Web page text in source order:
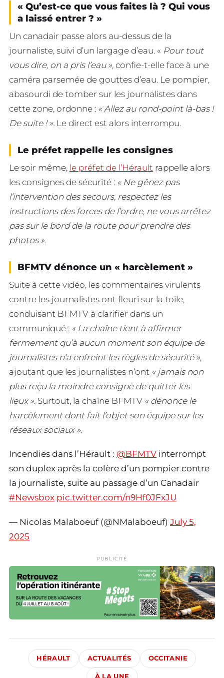
« Qu’est-ce que vous faites là ? Qui vous
a laissé entrer ? »
Un canadair passe alors au-dessus de la
journaliste, suivi d’un largage d’eau. « Pour tout
vous dire, on a pris l’eau », confie-t-elle face à une
caméra parsemée de gouttes d’eau. Le pompier,
abasourdi de tomber sur les journalistes dans
cette zone, ordonne : « Allez au rond-point là-bas !
De suite ! ». Le direct est alors interrompu.
Le préfet rappelle les consignes
Le soir même, le préfet de l’Hérault rappelle alors
les consignes de sécurité : « Ne gênez pas
l’intervention des secours, respectez les
instructions des forces de l’ordre, ne vous arrêtez
pas sur le bord de la route pour prendre des
photos ».
BFMTV dénonce un « harcèlement »
Suite à cette vidéo, les commentaires virulents
contre les journalistes ont fleuri sur la toile,
conduisant BFMTV à clarifier dans un
communiqué : « La chaîne tient à affirmer
fermement qu’à aucun moment son équipe de
journalistes n’a enfreint les règles de sécurité »,
ajoutant que les journalistes n’ont « jamais non
plus reçu la moindre consigne de quitter les
lieux ». Surtout, la chaîne BFMTV « dénonce le
harcèlement dont fait l’objet son équipe sur les
réseaux sociaux ».
Incendies dans l’Hérault : @BFMTV interrompt
son duplex après la colère d’un pompier contre
la journaliste, suite au passage d’un Canadair
#Newsbox pic.twitter.com/n9Hf0JFxJU
— Nicolas Malaboeuf (@NMalaboeuf) July 5,
2025
PUBLICITÉ
HÉRAULT ACTUALITÉS OCCITANIE
À LA UNE